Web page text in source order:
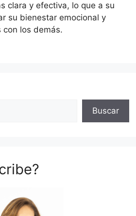
clara y efectiva, lo que a su
su bienestar emocional y
con los demás.
Buscar